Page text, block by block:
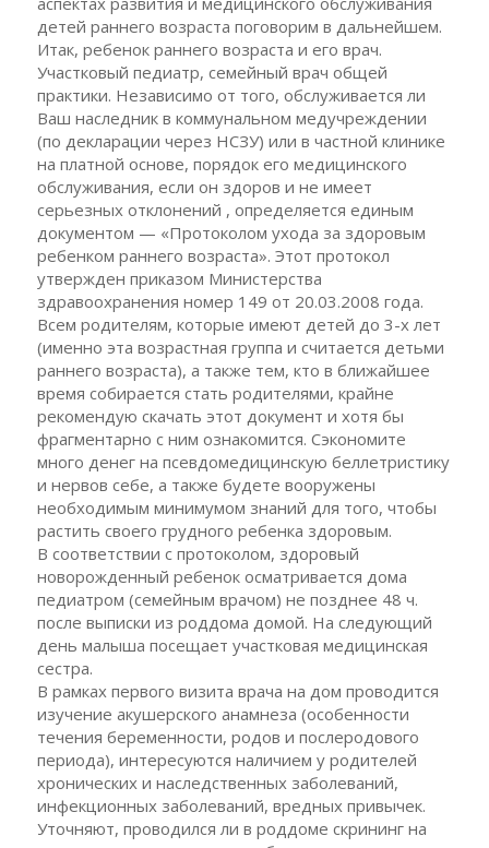
детей раннего возраста поговорим в дальнейшем.
Итак, ребенок раннего возраста и его врач.
Участковый педиатр, семейный врач общей
практики. Независимо от того, обслуживается ли
Ваш наследник в коммунальном медучреждении
(по декларации через НСЗУ) или в частной клинике
на платной основе, порядок его медицинского
обслуживания, если он здоров и не имеет
серьезных отклонений , определяется единым
документом — «Протоколом ухода за здоровым
ребенком раннего возраста». Этот протокол
утвержден приказом Министерства
здравоохранения номер 149 от 20.03.2008 года.
Всем родителям, которые имеют детей до 3-х лет
(именно эта возрастная группа и считается детьми
раннего возраста), а также тем, кто в ближайшее
время собирается стать родителями, крайне
рекомендую скачать этот документ и хотя бы
фрагментарно с ним ознакомится. Сэкономите
много денег на псевдомедицинскую беллетристику
и нервов себе, а также будете вооружены
необходимым минимумом знаний для того, чтобы
растить своего грудного ребенка здоровым.
В соответствии с протоколом, здоровый
новорожденный ребенок осматривается дома
педиатром (семейным врачом) не позднее 48 ч.
после выписки из роддома домой. На следующий
день малыша посещает участковая медицинская
сестра.
В рамках первого визита врача на дом проводится
изучение акушерского анамнеза (особенности
течения беременности, родов и послеродового
периода), интересуются наличием у родителей
хронических и наследственных заболеваний,
инфекционных заболеваний, вредных привычек.
Уточняют, проводился ли в роддоме скрининг на